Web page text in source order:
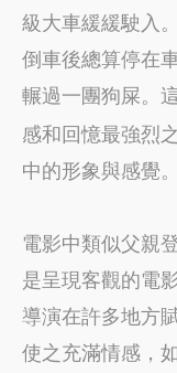
級大車緩緩駛入
倒車後總算停在
輾過一團狗屎。
感和回憶最強烈
中的形象與感覺。
電影中類似父親
是呈現客觀的電
導演在許多地方
使之充滿情感，